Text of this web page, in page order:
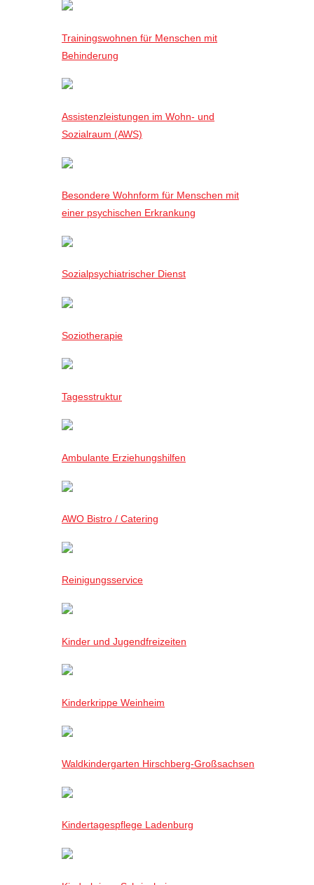
Trainingswohnen für Menschen mit
Behinderung
Assistenzleistungen im Wohn- und
Sozialraum (AWS)
Besondere Wohnform für Menschen mit
einer psychischen Erkrankung
Sozialpsychiatrischer Dienst
Soziotherapie
Tagesstruktur
Ambulante Erziehungshilfen
AWO Bistro / Catering
Reinigungsservice
Kinder und Jugendfreizeiten
Kinderkrippe Weinheim
Waldkindergarten Hirschberg-Großsachsen
Kindertagespflege Ladenburg